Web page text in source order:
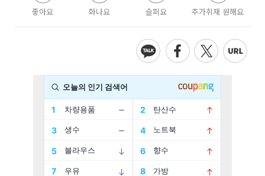
좋아요 화나요 슬퍼요 추가취재 원해요